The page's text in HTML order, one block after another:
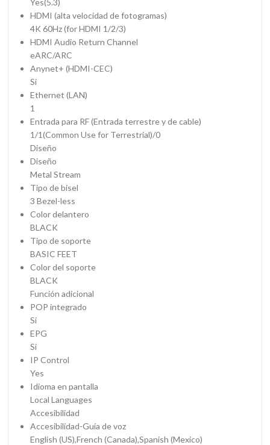
HDMI (alta velocidad de fotogramas)
4K 60Hz (for HDMI 1/2/3)
HDMI Audio Return Channel
eARC/ARC
Anynet+ (HDMI-CEC)
Si
Ethernet (LAN)
1
Entrada para RF (Entrada terrestre y de cable)
1/1(Common Use for Terrestrial)/0
Diseño
Diseño
Metal Stream
Tipo de bisel
3 Bezel-less
Color delantero
BLACK
Tipo de soporte
BASIC FEET
Color del soporte
BLACK
Función adicional
POP integrado
Si
EPG
Si
IP Control
Yes
Idioma en pantalla
Local Languages
Accesibilidad
Accesibilidad-Guía de voz
English (US),French (Canada),Spanish (Mexico)